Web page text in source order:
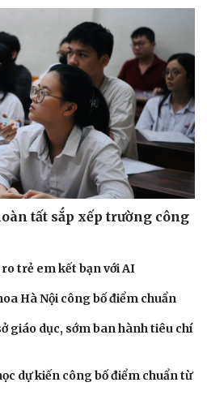
tất sắp xếp trường công
trẻ em kết bạn với AI
Hà Nội công bố điểm chuẩn
giáo dục, sớm ban hành tiêu chí
dự kiến công bố điểm chuẩn từ